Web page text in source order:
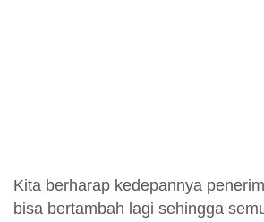
Kita berharap kedepannya
bisa bertambah lagi sehingga